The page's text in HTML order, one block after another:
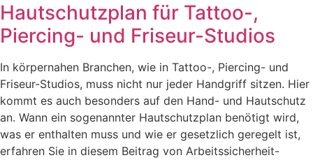
Hautschutzplan für Tattoo-,
Piercing- und Friseur-Studios
In körpernahen Branchen, wie in Tattoo-, Piercing- und
Friseur-Studios, muss nicht nur jeder Handgriff sitzen. Hier
kommt es auch besonders auf den Hand- und Hautschutz
an. Wann ein sogenannter Hautschutzplan benötigt wird,
was er enthalten muss und wie er gesetzlich geregelt ist,
erfahren Sie in diesem Beitrag von Arbeitssicherheit-